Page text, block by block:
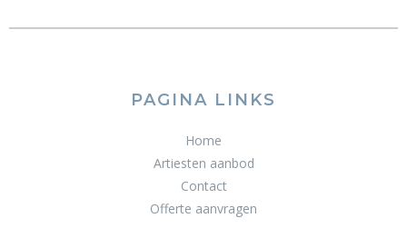
PAGINA LINKS
Home
Artiesten aanbod
Contact
Offerte aanvragen